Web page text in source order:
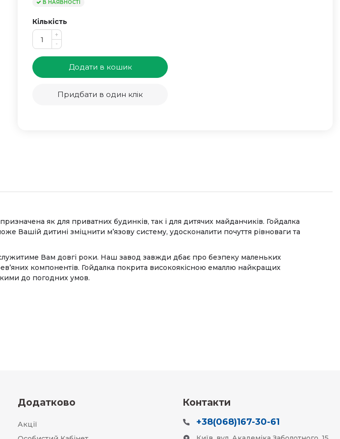
В НАЯВНОСТІ
Кількість
+
-
Додати в кошик
Придбати в один клік
як для приватних будинків, так і для дитячих майданчиків. Гойдалка
Вашій дитині зміцнити м’язову систему, удосконалити почуття рівноваги та
служитиме Вам довгі роки. Наш завод завжди дбає про безпеку маленьких
компонентів. Гойдалка покрита високоякісною емаллю найкращих
до погодних умов.
Додатково
Акції
Контакти
+38(068)167-30-61